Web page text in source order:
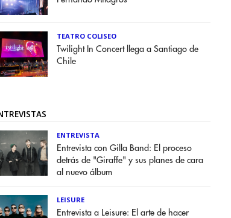
TEATRO COLISEO
Twilight In Concert llega a Santiago de
Chile
ENTREVISTA
Entrevista con Gilla Band: El proceso
detrás de "Giraffe" y sus planes de cara
al nuevo álbum
LEISURE
Entrevista a Leisure: El arte de hacer